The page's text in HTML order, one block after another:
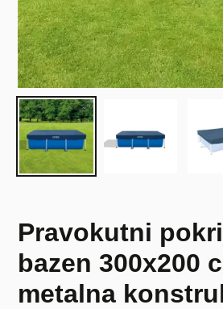
Pravokutni
bazen 300x200
metalna